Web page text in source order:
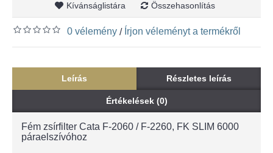
Kívánságlistára Összehasonlítás
0 vélemény / Írjon véleményt a termékről
Leírás Részletes leírás
Értékelések (0)
Fém zsírfilter Cata F-2060 / F-2260, FK SLIM 6000
páraelszívóhoz